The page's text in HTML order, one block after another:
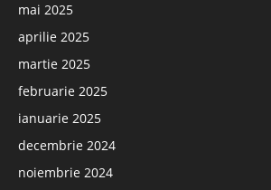
mai 2025
aprilie 2025
martie 2025
februarie 2025
ianuarie 2025
decembrie 2024
noiembrie 2024